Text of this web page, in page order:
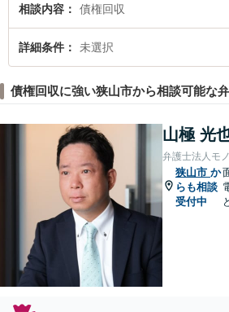
債権回収を法律相談できる狭山市内の弁護士に相
の相談者さんにおすすめです。
相談内容 債権回収
詳細条件 未選択
債権回収に強い狭山市から相談可能な
山極 光
弁護士法人モ
狭山市 か
らも相談
受付中